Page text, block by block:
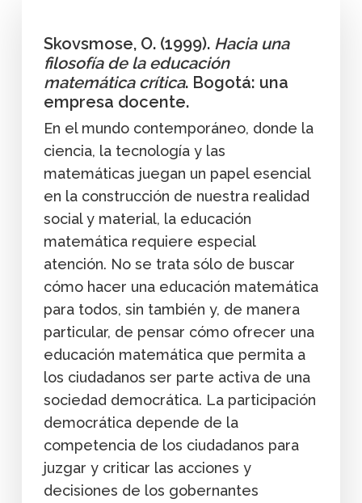
Skovsmose, O. (1999). Hacia una
filosofía de la educación
matemática crítica. Bogotá: una
empresa docente.
En el mundo contemporáneo, donde la
ciencia, la tecnología y las
matemáticas juegan un papel esencial
en la construcción de nuestra realidad
social y material, la educación
matemática requiere especial
atención. No se trata sólo de buscar
cómo hacer una educación matemática
para todos, sin también y, de manera
particular, de pensar cómo ofrecer una
educación matemática que permita a
los ciudadanos ser parte activa de una
sociedad democrática. La participación
democrática depende de la
competencia de los ciudadanos para
juzgar y criticar las acciones y
decisiones de los gobernantes